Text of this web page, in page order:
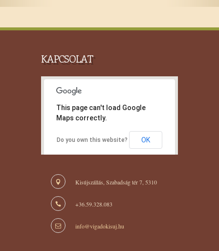
KAPCSOLAT
This page can't load Google
Maps correctly.
Do you own this website? OK
Kisújszállás, Szabadság tér 7, 5310
+36.59.328.083
info@vigadokisuj.hu